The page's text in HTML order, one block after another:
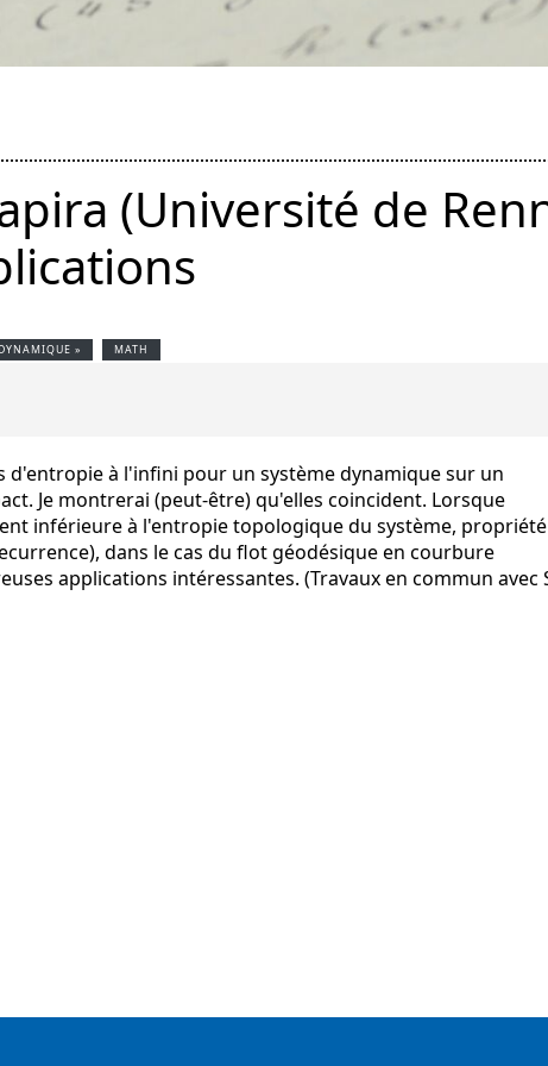
(Université de
» MATH
d'entropie à l'infini pour un système dynamique sur un
Je montrerai (peut-être) qu'elles coincident. Lorsque
inférieure à l'entropie topologique du système, propriété
dans le cas du flot géodésique en courbure
applications intéressantes. (Travaux en commun avec